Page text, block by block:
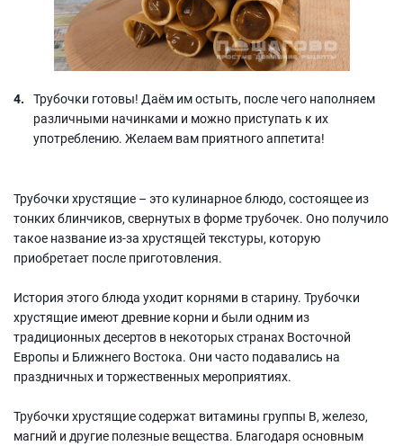
Трубочки готовы! Даём им остыть, после чего наполняем
различными начинками и можно приступать к их
употреблению. Желаем вам приятного аппетита!
Трубочки хрустящие – это кулинарное блюдо, состоящее из
тонких блинчиков, свернутых в форме трубочек. Оно получило
такое название из-за хрустящей текстуры, которую
приобретает после приготовления.
История этого блюда уходит корнями в старину. Трубочки
хрустящие имеют древние корни и были одним из
традиционных десертов в некоторых странах Восточной
Европы и Ближнего Востока. Они часто подавались на
праздничных и торжественных мероприятиях.
Трубочки хрустящие содержат витамины группы В, железо,
магний и другие полезные вещества. Благодаря основным